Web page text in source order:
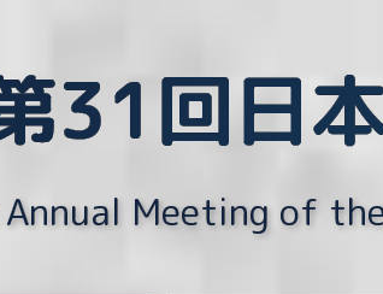
31回日
Meeting of